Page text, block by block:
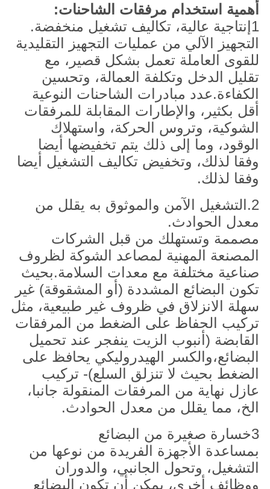
أهمية استخدام مرفقات الشاحنات:
1إنتاجية عالية، تكاليف تشغيل منخفضة.
التجهيز الآلي من عمليات التجهيز التقليدية
للقوى العاملة تعمل بشكل قصير، مع
تقليل الدخل وتكلفة العمالة، وتحسين
الكفاءة.عدد مبادرات الشاحنات النوعية
أقل بكثير، والإطارات المقابلة للمرفقات
الشوكية، وتروس الحركة، واستهلاك
الوقود، وما إلى ذلك يتم تخفيضها أيضا
وفقا لذلك، وتخفيض تكاليف التشغيل أيضا
وفقا لذلك.
2.التشغيل الآمن والموثوق به يقلل من
معدل الحوادث.
مصممة وتستهلك من قبل الشركات
المصنعة المهنية لمصاعد الشوكة لظروف
صناعية مختلفة مع معدات السلامة.بحيث
تكون البضائع المشددة (أو المشقوقة) غير
سهلة الانزلاق في ظروف غير طبيعية، مثل
تركيب الحفاظ على الضغط من المرفقات
القابضة (أنبوب الزيت ينفجر عند تحميل
البضائع،والكسر الهيدروليكي يحافظ على
الضغط بحيث لا تنزلق السلع)- تركيب
عازل نهاية من المرفقات المنقولة جانبا،
الخ، مما يقلل من معدل الحوادث.
3خسارة صغيرة من البضائع
بمساعدة الأجهزة الفريدة من نوعها من
التشغيل، وتحول الجانبي، والدوران
ووظائف أخرى، يمكن أن تكون البضائع